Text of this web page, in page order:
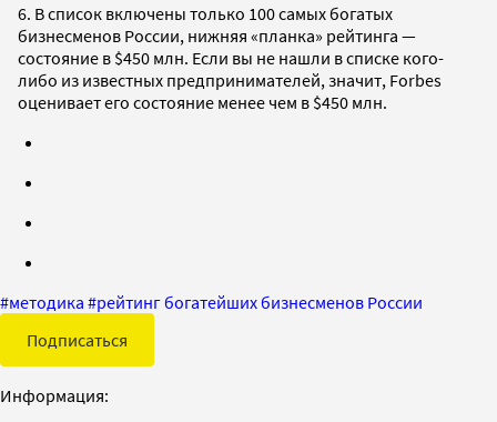
6. В список включены только 100 самых богатых
бизнесменов России, нижняя «планка» рейтинга —
состояние в $450 млн. Если вы не нашли в списке кого-
либо из известных предпринимателей, значит, Forbes
оценивает его состояние менее чем в $450 млн.
#методика #рейтинг богатейших бизнесменов России
Подписаться
Информация: